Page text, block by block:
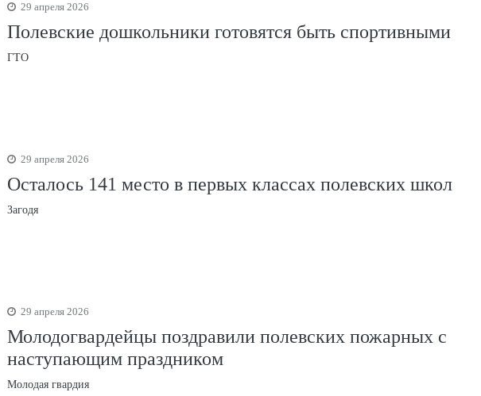
29 апреля 2026
Полевские дошкольники готовятся быть спортивными
ГТО
29 апреля 2026
Осталось 141 место в первых классах полевских школ
Загодя
29 апреля 2026
Молодогвардейцы поздравили полевских пожарных с
наступающим праздником
Молодая гвардия